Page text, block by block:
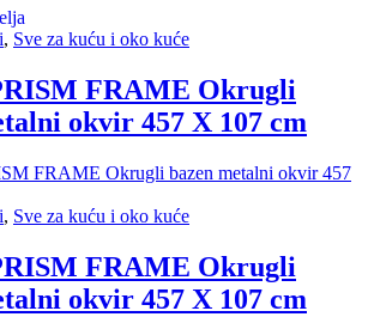
, Sve za kuću i oko kuće
FRAME Okrugli
okvir 457 X 107 cm
, Sve za kuću i oko kuće
FRAME Okrugli
okvir 457 X 107 cm